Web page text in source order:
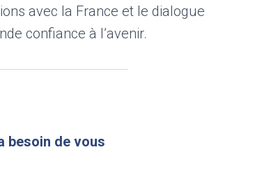
avec la France et le dialogue
confiance à l’avenir.
besoin de vous